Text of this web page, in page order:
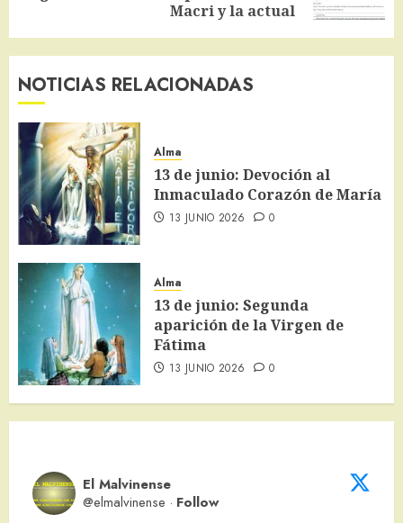
Macri y la actual
NOTICIAS RELACIONADAS
Alma
13 de junio: Devoción al
Inmaculado Corazón de María
13 JUNIO 2026 0
Alma
13 de junio: Segunda
aparición de la Virgen de
Fátima
13 JUNIO 2026 0
El Malvinense
@elmalvinense · Follow